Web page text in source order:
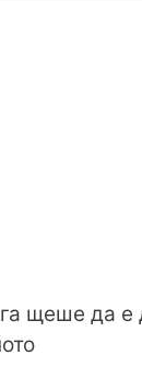
щеше да